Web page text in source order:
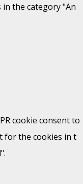
the category "An
cookie consent to
for the cookies in t